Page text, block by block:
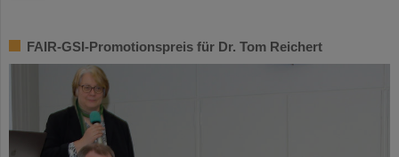
FAIR-GSI-Promotionspreis für Dr. Tom Reichert